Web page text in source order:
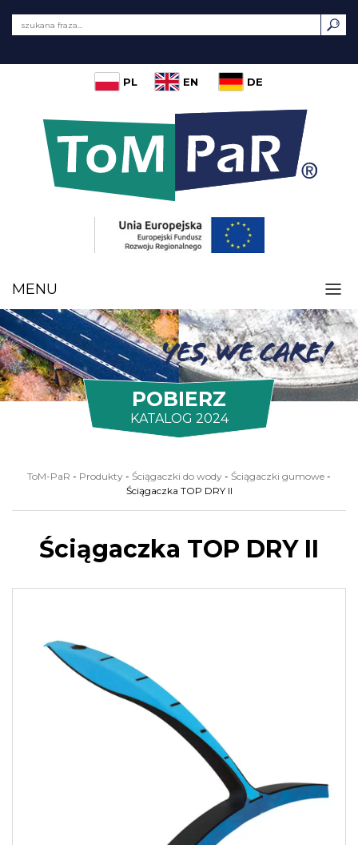
PL EN DE
MENU
POBIERZ
KATALOG 2024
ToM-PaR - Produkty - Ściągaczki do wody - Ściągaczki gumowe -
Ściągaczka TOP DRY II
Ściągaczka TOP DRY II